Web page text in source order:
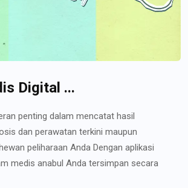
Digital ...
penting dalam mencatat hasil
dan perawatan terkini maupun
peliharaan Anda Dengan aplikasi
medis anabul Anda tersimpan secara